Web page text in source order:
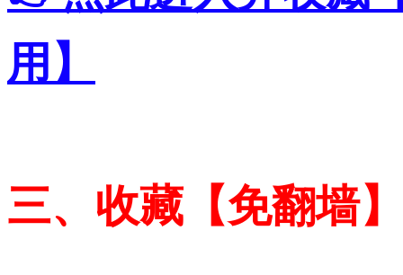
用】
三、收藏【免翻墙